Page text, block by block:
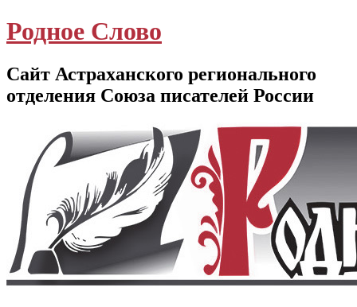
Родное Слово
Сайт Астраханского регионального
отделения Союза писателей России